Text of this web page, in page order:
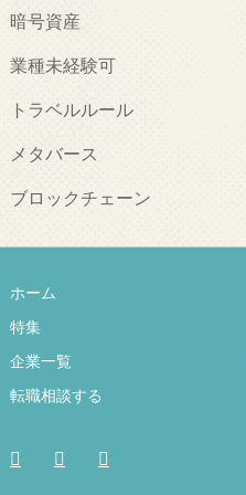
暗号資産
業種未経験可
トラベルルール
メタバース
ブロックチェーン
ホーム
特集
企業一覧
転職相談する